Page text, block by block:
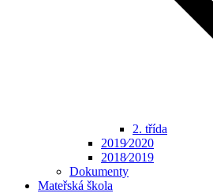
2. třída
2019⁄2020
2018⁄2019
Dokumenty
Mateřská škola